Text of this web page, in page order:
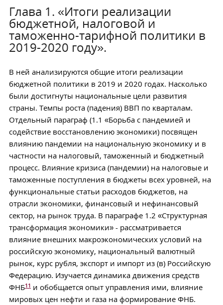
Глава 1. «Итоги реализации
бюджетной, налоговой и
таможенно-тарифной политики в
2019-2020 году».
В ней анализируются общие итоги реализации
бюджетной политики в 2019 и 2020 годах. Насколько
были достигнуты национальные цели развития
страны. Темпы роста (падения) ВВП по кварталам.
Отдельный параграф (1.1 «Борьба с пандемией и
содействие восстановлению экономики) посвящен
влиянию пандемии на национальную экономику и в
частности на налоговый, таможенный и бюджетный
процесс. Влияние кризиса (пандемии) на налоговые и
таможенные поступления в бюджеты всех уровней, на
функциональные статьи расходов бюджетов, на
отрасли экономики, финансовый и нефинансовый
сектор, на рынок труда. В параграфе 1.2 «Структурная
трансформация экономики» - рассматривается
влияние внешних макроэкономических условий на
российскую экономику, национальный валютный
рынок, курс рубля, экспорт и импорт из (в) Российскую
Федерацию. Изучается динамика движения средств
ФНБ11 и обобщается опыт управления ими, влияние
мировых цен нефти и газа на формирование ФНБ.